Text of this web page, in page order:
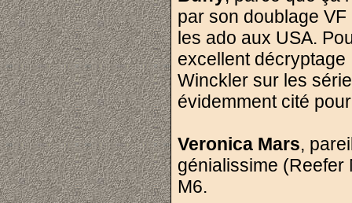
par son doublage
les ado aux USA.
excellent
Winckler sur les
évidemment cité
Veronica Mars,
génialissime (Reefer
M6.